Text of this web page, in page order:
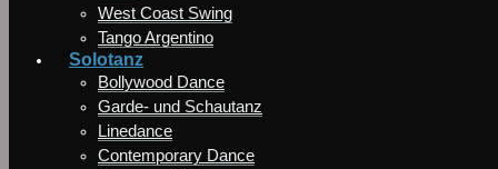
West Coast Swing
Tango Argentino
Solotanz
Bollywood Dance
Garde- und Schautanz
Linedance
Contemporary Dance